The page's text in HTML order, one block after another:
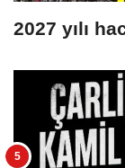
2027 yılı